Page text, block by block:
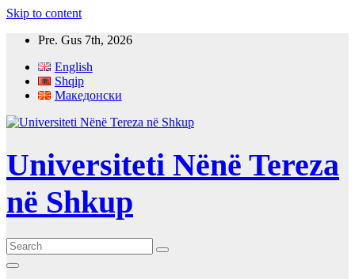
Skip to content
Pre. Gus 7th, 2026
English
Shqip
Македонски
Universiteti Nënë Tereza
në Shkup